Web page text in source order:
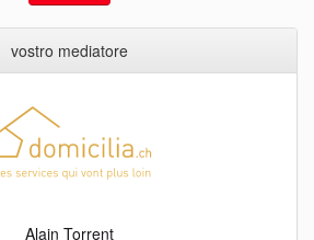
vostro mediatore
Alain Torrent